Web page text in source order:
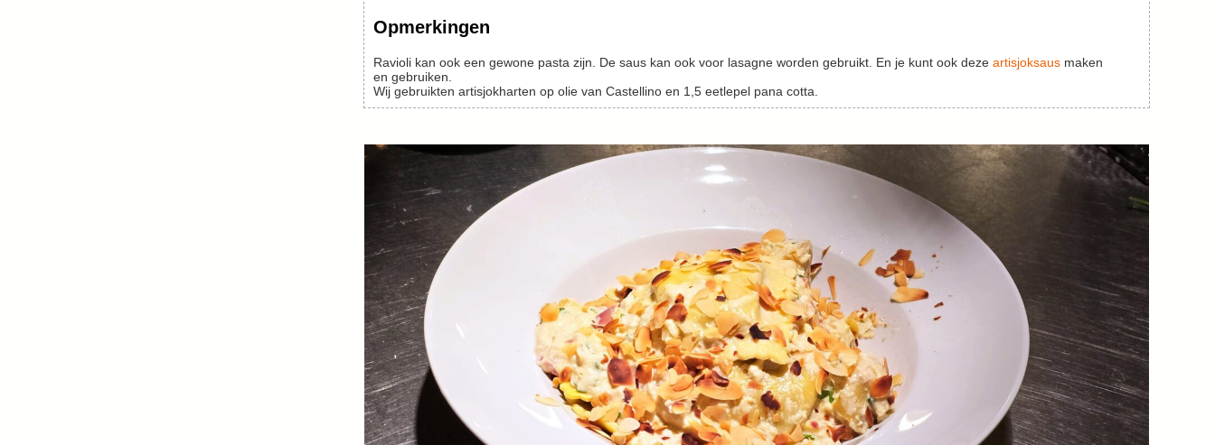
Opmerkingen
Ravioli kan ook een gewone pasta zijn. De saus kan ook voor lasagne worden gebruikt. En je kunt ook deze artisjoksaus maken
en gebruiken.
Wij gebruikten artisjokharten op olie van Castellino en 1,5 eetlepel pana cotta.